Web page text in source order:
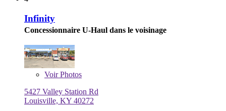
Infinity
Concessionnaire U-Haul dans le voisinage
VoirPhotos
5427 Valley Station Rd
Louisville, KY 40272